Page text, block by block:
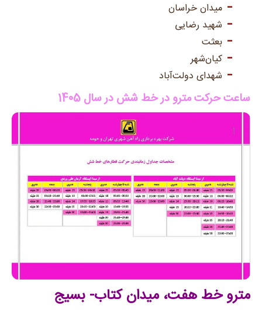
میدان خراسان
شهید رضایی
بعثت
کیان‌شهر
شهدای دولت‌آباد
ساعت حرکت مترو در خط شش در سال 1405
مترو خط هفت، میدان کتاب- بسیج